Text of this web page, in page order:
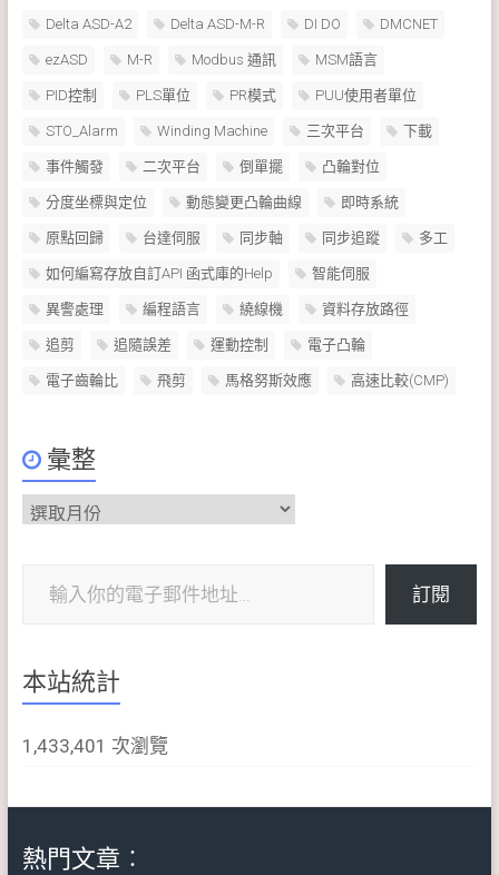
Delta ASD-A2 Delta ASD-M-R DI DO DMCNET
ezASD M-R Modbus 通訊 MSM語言
PID控制 PLS單位 PR模式 PUU使用者單位
STO_Alarm Winding Machine 三次平台 下載
事件觸發 二次平台 倒單擺 凸輪對位
分度坐標與定位 動態變更凸輪曲線 即時系統
原點回歸 台達伺服 同步軸 同步追蹤 多工
如何編寫存放自訂API 函式庫的Help 智能伺服
異警處理 編程語言 繞線機 資料存放路徑
追剪 追隨誤差 運動控制 電子凸輪
電子齒輪比 飛剪 馬格努斯效應 高速比較(CMP)
彙整
彙
整
訂閱
本站統計
1,433,401 次瀏覽
熱門文章︰